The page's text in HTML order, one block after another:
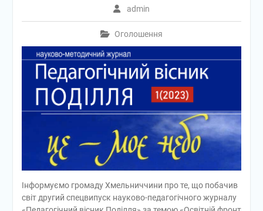
admin
Оголошення
Інформуємо громаду Хмельниччини про те, що побачив
світ другий спецвипуск науково-педагогічного журналу